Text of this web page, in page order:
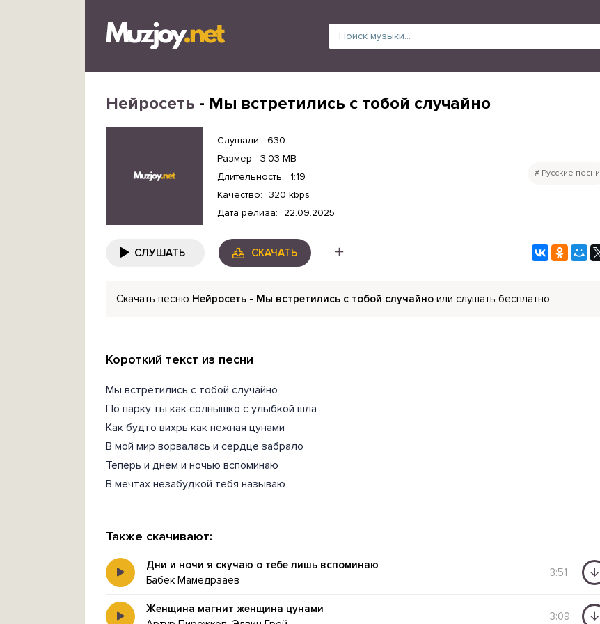
Нейросеть - Мы встретились с тобой случайно
Слушали: 630
Размер: 3.03 MB
Длительность: 1:19
Качество: 320 kbps
Дата релиза:
22.09.2025
Русские песни
СЛУШАТЬ СКАЧАТЬ
Скачать песню Нейросеть - Мы встретились с тобой случайно или слушать бесплатно
Короткий текст из песни
Мы встретились с тобой случайно
По парку ты как солнышко с улыбкой шла
Как будто вихрь как нежная цунами
В мой мир ворвалась и сердце забрало
Теперь и днем и ночью вспоминаю
В мечтах незабудкой тебя называю
Также скачивают:
Дни и ночи я скучаю о тебе лишь вспоминаю
Бабек Мамедрзаев
3:51
Женщина магнит женщина цунами
3:09